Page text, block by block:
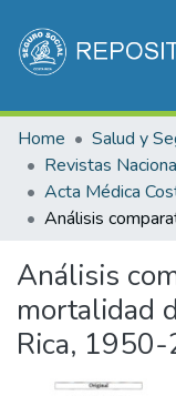
Communities &
All of DSpace
Statistics
Home
Acta Médica
Análisis
mortalidad
Rica,